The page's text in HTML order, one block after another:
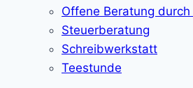
Offene Beratung durch
Steuerberatung
Schreibwerkstatt
Teestunde